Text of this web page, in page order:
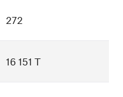
272
16 151 T